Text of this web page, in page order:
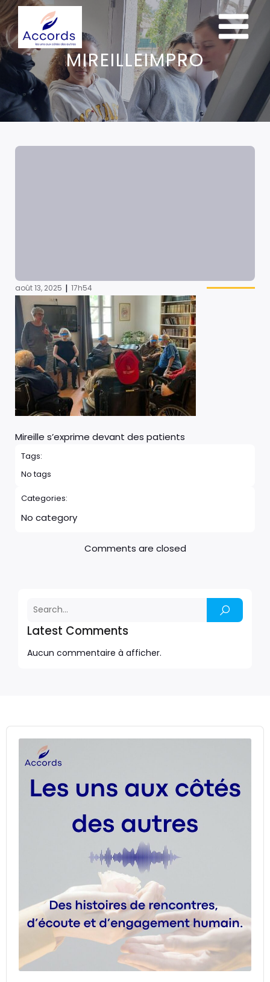
MIREILLEIMPRO
Latest Comments
Aucun commentaire à afficher.
août 13, 2025 | 17h54
Mireille s’exprime devant des patients
Tags:
No tags
Categories:
No category
Comments are closed
Audio
Player